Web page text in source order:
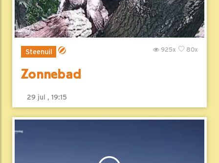
Steenuil 80x
925x
Zonnebad
29 jul , 19:15